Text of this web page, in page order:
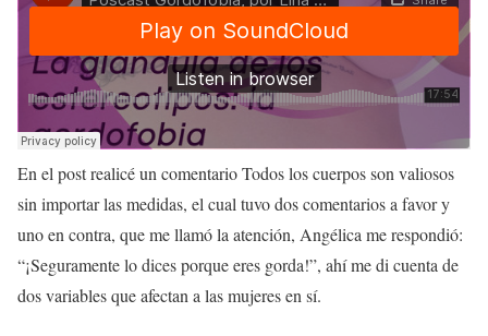
En el post realicé un comentarioTodos los cuerpos son valiosos
sin importar las medidas, el cual tuvo dos comentarios a favor y
uno en contra, que me llamó la atención, Angélica me respondió:
“¡Seguramente lo dices porque eres gorda!”, ahí me di cuenta de
dos variables que afectan a las mujeres en sí.